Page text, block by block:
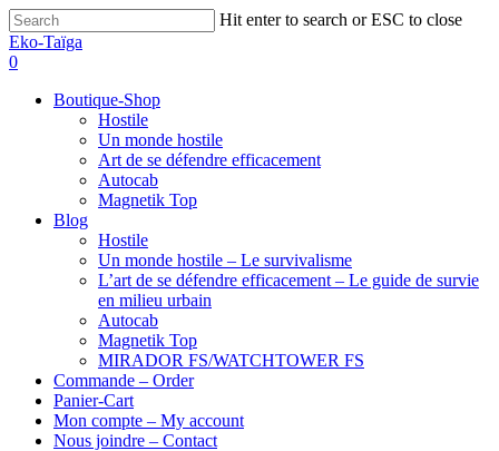
Hit enter to search or ESC to close
Eko-Taïga
0
Boutique-Shop
Hostile
Un monde hostile
Art de se défendre efficacement
Autocab
Magnetik Top
Blog
Hostile
Un monde hostile – Le survivalisme
L’art de se défendre efficacement – Le guide de survie
en milieu urbain
Autocab
Magnetik Top
MIRADOR FS/WATCHTOWER FS
Commande – Order
Panier-Cart
Mon compte – My account
Nous joindre – Contact